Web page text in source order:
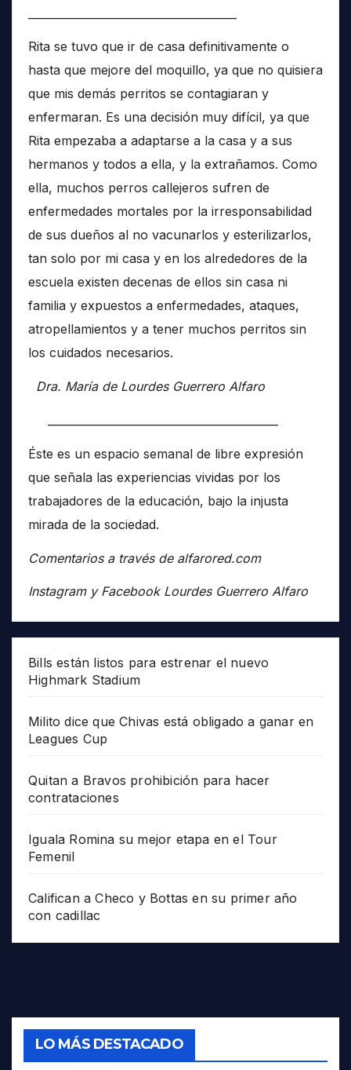
Rita se tuvo que ir de casa definitivamente o
hasta que mejore del moquillo, ya que no quisiera
que mis demás perritos se contagiaran y
enfermaran. Es una decisión muy difícil, ya que
Rita empezaba a adaptarse a la casa y a sus
hermanos y todos a ella, y la extrañamos. Como
ella, muchos perros callejeros sufren de
enfermedades mortales por la irresponsabilidad
de sus dueños al no vacunarlos y esterilizarlos,
tan solo por mi casa y en los alrededores de la
escuela existen decenas de ellos sin casa ni
familia y expuestos a enfermedades, ataques,
atropellamientos y a tener muchos perritos sin
los cuidados necesarios.
Dra. María de Lourdes Guerrero Alfaro
Éste es un espacio semanal de libre expresión
que señala las experiencias vividas por los
trabajadores de la educación, bajo la injusta
mirada de la sociedad.
Comentarios a través de alfarored.com
Instagram y Facebook Lourdes Guerrero Alfaro
Bills están listos para estrenar el nuevo
Highmark Stadium
Milito dice que Chivas está obligado a ganar en
Leagues Cup
Quitan a Bravos prohibición para hacer
contrataciones
Iguala Romina su mejor etapa en el Tour
Femenil
Califican a Checo y Bottas en su primer año
con cadillac
LO MÁS DESTACADO